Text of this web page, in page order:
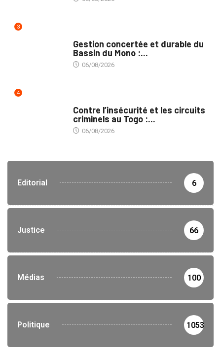
3
Gestion concertée et durable du
Bassin du Mono :...
06/08/2026
4
Contre l’insécurité et les circuits
criminels au Togo :...
06/08/2026
Editorial 6
Justice 66
Médias 100
Politique 1053